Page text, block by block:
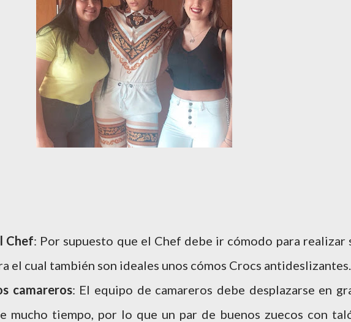
Chef: Por supuesto que el Chef debe ir cómodo para realizar
el cual también son ideales unos cómos Crocs antideslizantes.
camareros: El equipo de camareros debe desplazarse en
mucho tiempo, por lo que un par de buenos zuecos con